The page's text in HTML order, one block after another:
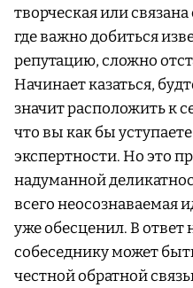
творческая или
где важно добиться
репутацию, сложно
Начинает казаться,
значит расположить к
что вы как бы
экспертности. Но это
надуманной
всего неосознаваемая
уже обесценил. В
собеседнику может
честной обратной